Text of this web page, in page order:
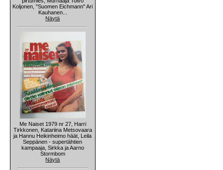
Koljonen, "Suomen Eichmann" Ari
Kauhanen...
Näytä
Me Naiset 1979 nr 27, Harri
Tirkkonen, Katariina Metsovaara
ja Hannu Heikinheimo häät, Leila
Seppänen - supertähtien
kampaaja, Sirkka ja Aarno
Stormbom
Näytä